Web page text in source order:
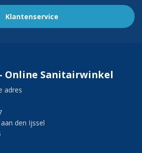
Klantenservice
Online Sanitairwinkel
adres
den Ijssel